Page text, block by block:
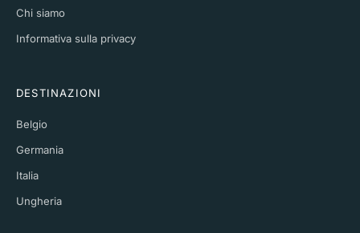
Chi siamo
Informativa sulla privacy
DESTINAZIONI
Belgio
Germania
Italia
Ungheria